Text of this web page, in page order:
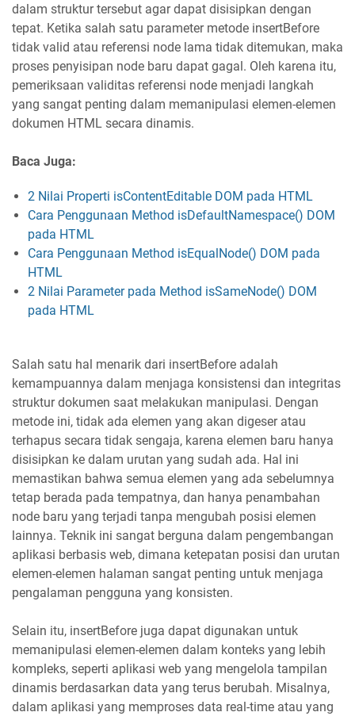
dalam struktur tersebut agar dapat disisipkan dengan
tepat. Ketika salah satu parameter metode insertBefore
tidak valid atau referensi node lama tidak ditemukan, maka
proses penyisipan node baru dapat gagal. Oleh karena itu,
pemeriksaan validitas referensi node menjadi langkah
yang sangat penting dalam memanipulasi elemen-elemen
dokumen HTML secara dinamis.
Baca Juga:
2 Nilai Properti isContentEditable DOM pada HTML
Cara Penggunaan Method isDefaultNamespace() DOM
pada HTML
Cara Penggunaan Method isEqualNode() DOM pada
HTML
2 Nilai Parameter pada Method isSameNode() DOM
pada HTML
Salah satu hal menarik dari insertBefore adalah
kemampuannya dalam menjaga konsistensi dan integritas
struktur dokumen saat melakukan manipulasi. Dengan
metode ini, tidak ada elemen yang akan digeser atau
terhapus secara tidak sengaja, karena elemen baru hanya
disisipkan ke dalam urutan yang sudah ada. Hal ini
memastikan bahwa semua elemen yang ada sebelumnya
tetap berada pada tempatnya, dan hanya penambahan
node baru yang terjadi tanpa mengubah posisi elemen
lainnya. Teknik ini sangat berguna dalam pengembangan
aplikasi berbasis web, dimana ketepatan posisi dan urutan
elemen-elemen halaman sangat penting untuk menjaga
pengalaman pengguna yang konsisten.
Selain itu, insertBefore juga dapat digunakan untuk
memanipulasi elemen-elemen dalam konteks yang lebih
kompleks, seperti aplikasi web yang mengelola tampilan
dinamis berdasarkan data yang terus berubah. Misalnya,
dalam aplikasi yang memproses data real-time atau yang